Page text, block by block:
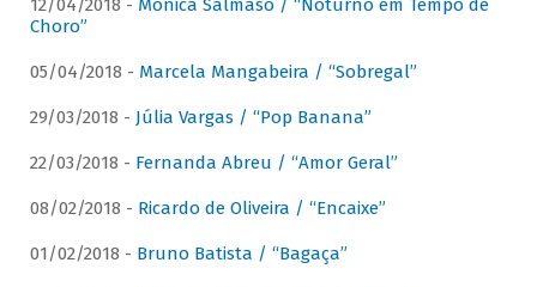
12/04/2018 - Mônica Salmaso / “Noturno em Tempo de
Choro”
05/04/2018 - Marcela Mangabeira / “Sobregal”
29/03/2018 - Júlia Vargas / “Pop Banana”
22/03/2018 - Fernanda Abreu / “Amor Geral”
08/02/2018 - Ricardo de Oliveira / “Encaixe”
01/02/2018 - Bruno Batista / “Bagaça”